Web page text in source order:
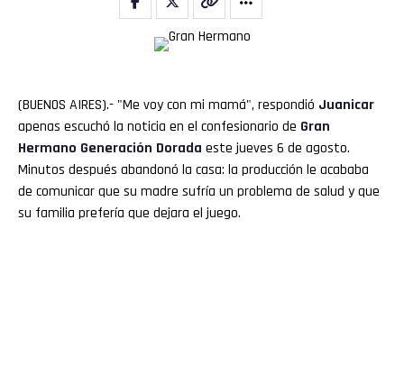
(BUENOS AIRES).- "Me voy con mi mamá", respondió Juanicar
apenas escuchó la noticia en el confesionario de Gran
Hermano Generación Dorada este jueves 6 de agosto.
Minutos después abandonó la casa: la producción le acababa
de comunicar que su madre sufría un problema de salud y que
su familia prefería que dejara el juego.